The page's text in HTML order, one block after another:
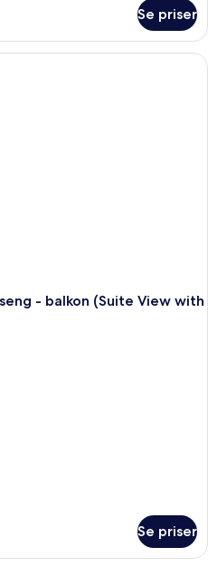
Se priser
- balkon (Suite View with
Se priser